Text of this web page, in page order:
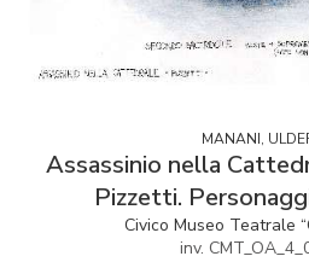
MANANI,
Assassinio nella
Pizzetti.
Civico Museo Teatrale
inv.